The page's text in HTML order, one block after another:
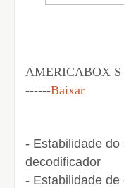
AMERICABOX
------Baixar
- Estabilidade
decodificador
- Estabilidade